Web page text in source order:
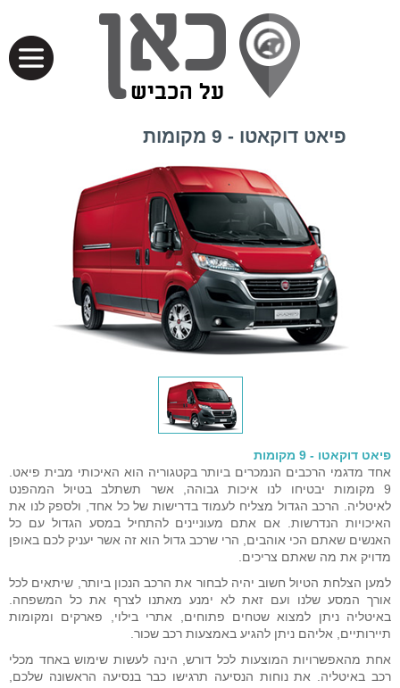
פיאט דוקאטו - 9 מקומות
פיאט דוקאטו - 9 מקומות
אחד מדגמי הרכבים הנמכרים ביותר בקטגוריה הוא האיכותי מבית פיאט.
9 מקומות יבטיחו לנו איכות גבוהה, אשר תשתלב בטיול המהפנט
לאיטליה. הרכב הגדול מצליח לעמוד בדרישות של כל אחד, ולספק לנו את
האיכויות הנדרשות. אם אתם מעוניינים להתחיל במסע הגדול עם כל
האנשים שאתם הכי אוהבים, הרי שרכב גדול הוא זה אשר יעניק לכם באופן
מדויק את מה שאתם צריכים.
למען הצלחת הטיול חשוב יהיה לבחור את הרכב הנכון ביותר, שיתאים לכל
אורך המסע שלנו ועם זאת לא ימנע מאתנו לצרף את כל המשפחה.
באיטליה ניתן למצוא שטחים פתוחים, אתרי בילוי, פארקים ומקומות
תיירותיים, אליהם ניתן להגיע באמצעות רכב שכור.
אחת מהאפשרויות המוצעות לכל דורש, הינה לעשות שימוש באחד מכלי
רכב באיטליה. את נוחות הנסיעה תרגישו כבר בנסיעה הראשונה שלכם,